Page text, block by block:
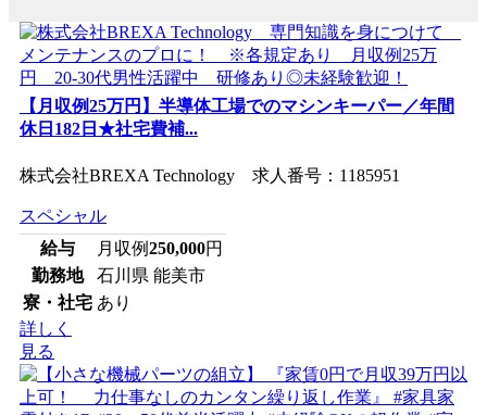
【月収例25万円】半導体工場でのマシンキーパー／年間
休日182日★社宅費補...
株式会社BREXA Technology 求人番号：1185951
スペシャル
給与
月収例250,000円
勤務地
石川県 能美市
寮・社宅 あり
詳しく
見る